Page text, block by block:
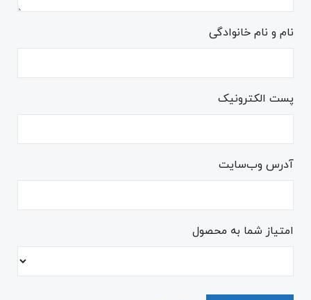
نام و نام خانوادگی
پست الکترونیک
آدرس وب‌سایت
امتیاز شما به محصول